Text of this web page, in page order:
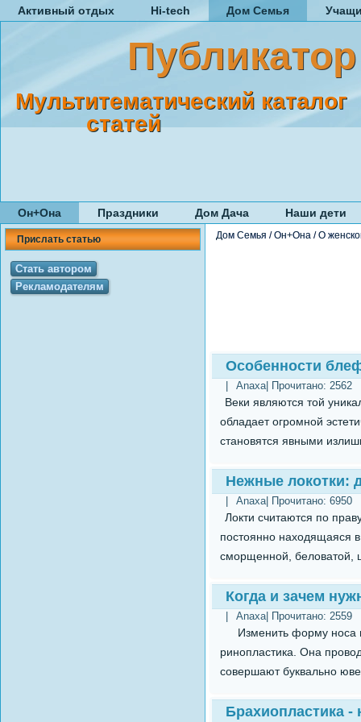
Активный отдых Hi-tech Дом Семья
Публикатор
Мультитематический каталог
статей
Он+Она Праздники Дом Дача Наши дети
Прислать статью
Стать автором
Рекламодателям
Дом Семья /Он+Она /О
Особенности
Anaxa| Прочитано: 2562
Веки являются той
обладает огромной
становятся явными
Нежные локотки:
Anaxa| Прочитано: 6950
Локти считаются по
постоянно находящаяся
сморщенной, беловатой,
Когда и зачем
Anaxa| Прочитано: 2559
Изменить форму носа
ринопластика. Она
совершают буквально
Брахиопластика -